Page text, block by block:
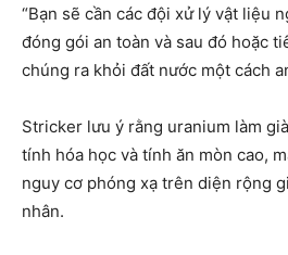
“Bạn sẽ cần các đội xử lý vật liệu
đóng gói an toàn và sau đó hoặc
chúng ra khỏi đất nước một cách
Stricker lưu ý rằng uranium làm
tính hóa học và tính ăn mòn cao,
nguy cơ phóng xạ trên diện rộng
nhân.